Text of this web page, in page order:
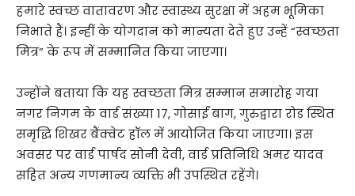
हमारे स्वच्छ वातावरण और स्वास्थ्य सुरक्षा में अहम भूमिका
निभाते हैं। इन्हीं के योगदान को मान्यता देते हुए उन्हें “स्वच्छता
मित्र” के रूप में सम्मानित किया जाएगा।
उन्होंने बताया कि यह स्वच्छता मित्र सम्मान समारोह गया
नगर निगम के वार्ड संख्या 17, गोसाईं बाग, गुरुद्वारा रोड स्थित
समृद्धि शिखर बैंक्वेट हॉल में आयोजित किया जाएगा। इस
अवसर पर वार्ड पार्षद सोनी देवी, वार्ड प्रतिनिधि अमर यादव
सहित अन्य गणमान्य व्यक्ति भी उपस्थित रहेंगे।